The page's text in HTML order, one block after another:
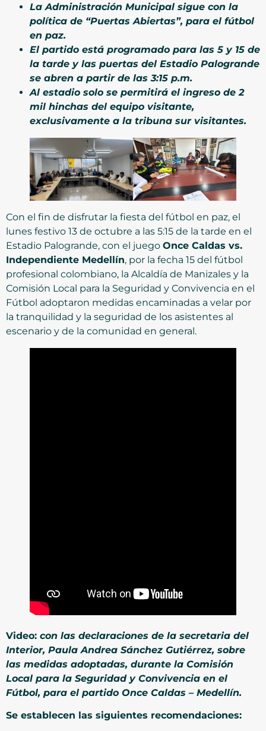
La Administración Municipal sigue con la
política de “Puertas Abiertas”, para el fútbol
en paz.
El partido está programado para las 5 y 15 de
la tarde y las puertas del Estadio Palogrande
se abren a partir de las 3:15 p.m.
Al estadio solo se permitirá el ingreso de 2
mil hinchas del equipo visitante,
exclusivamente a la tribuna sur visitantes.
Con el fin de disfrutar la fiesta del fútbol en paz, el
lunes festivo 13 de octubre a las 5:15 de la tarde en el
Estadio Palogrande, con el juego Once Caldas vs.
Independiente Medellín, por la fecha 15 del fútbol
profesional colombiano, la Alcaldía de Manizales y la
Comisión Local para la Seguridad y Convivencia en el
Fútbol adoptaron medidas encaminadas a velar por
la tranquilidad y la seguridad de los asistentes al
escenario y de la comunidad en general.
Video: con las declaraciones de la secretaria del
Interior, Paula Andrea Sánchez Gutiérrez, sobre
las medidas adoptadas, durante la Comisión
Local para la Seguridad y Convivencia en el
Fútbol, para el partido Once Caldas – Medellín.
Se establecen las siguientes recomendaciones: